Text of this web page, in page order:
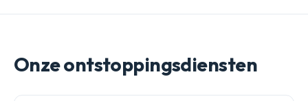
Onze ontstoppingsdiensten